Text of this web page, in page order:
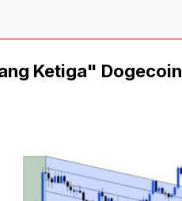
Ketiga" Dogecoin